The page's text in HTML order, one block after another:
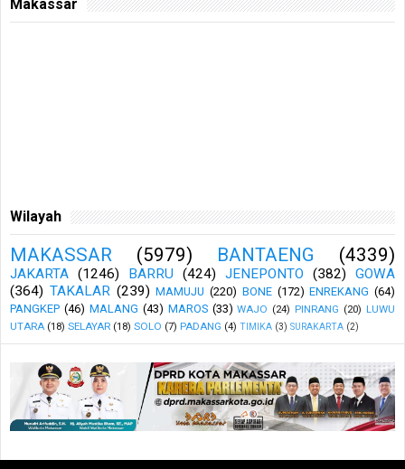
Makassar
Wilayah
MAKASSAR (5979) BANTAENG (4339)
JAKARTA (1246) BARRU (424) JENEPONTO (382)
GOWA
(364) TAKALAR (239) MAMUJU (220) BONE (172) ENREKANG (64)
PANGKEP (46) MALANG (43) MAROS (33) WAJO (24) PINRANG (20) LUWU
UTARA (18) SELAYAR (18) SOLO (7) PADANG (4) TIMIKA (3) SURAKARTA (2)